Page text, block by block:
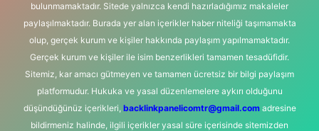
bulunmamaktadır. Sitede yalnızca kendi hazırladığımız makaleler
paylaşılmaktadır. Burada yer alan içerikler haber niteliği taşımamakta
olup, gerçek kurum ve kişiler hakkında paylaşım yapılmamaktadır.
Gerçek kurum ve kişiler ile isim benzerlikleri tamamen tesadüfidir.
Sitemiz, kar amacı gütmeyen ve tamamen ücretsiz bir bilgi paylaşım
platformudur. Hukuka ve yasal düzenlemelere aykırı olduğunu
düşündüğünüz içerikleri, backlinkpanelicomtr@gmail.comadresine
bildirmeniz halinde, ilgili içerikler yasal süre içerisinde sitemizden